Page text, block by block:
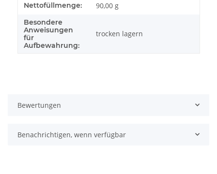
Nettofüllmenge: 90,00 g
Besondere
Anweisungen
für
Aufbewahrung:
trocken lagern
Bewertungen
Benachrichtigen, wenn verfügbar